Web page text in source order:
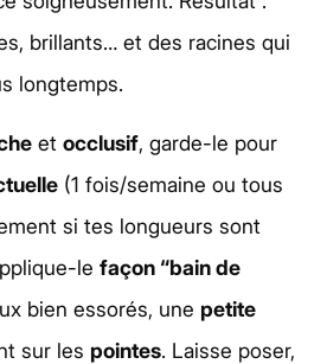
brillants… et des racines qui
longtemps.
et occlusif, garde-le pour
(1 fois/semaine ou tous
si tes longueurs sont
le façon “bain de
bien essorés, une petite
sur les pointes. Laisse poser,